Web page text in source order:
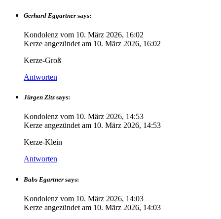
Gerhard Eggartner says:
Kondolenz vom 10. März 2026, 16:02
Kerze angezündet am 10. März 2026, 16:02
Kerze-Groß
Antworten
Jürgen Zitz says:
Kondolenz vom 10. März 2026, 14:53
Kerze angezündet am 10. März 2026, 14:53
Kerze-Klein
Antworten
Babs Egartner says:
Kondolenz vom 10. März 2026, 14:03
Kerze angezündet am 10. März 2026, 14:03